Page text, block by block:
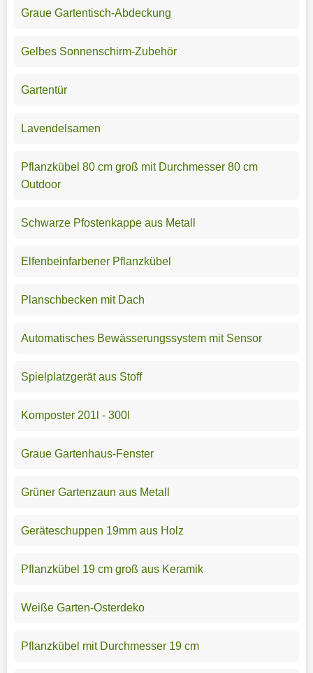
Graue Gartentisch-Abdeckung
Gelbes Sonnenschirm-Zubehör
Gartentür
Lavendelsamen
Pflanzkübel 80 cm groß mit Durchmesser 80 cm
Outdoor
Schwarze Pfostenkappe aus Metall
Elfenbeinfarbener Pflanzkübel
Planschbecken mit Dach
Automatisches Bewässerungssystem mit Sensor
Spielplatzgerät aus Stoff
Komposter 201l - 300l
Graue Gartenhaus-Fenster
Grüner Gartenzaun aus Metall
Geräteschuppen 19mm aus Holz
Pflanzkübel 19 cm groß aus Keramik
Weiße Garten-Osterdeko
Pflanzkübel mit Durchmesser 19 cm